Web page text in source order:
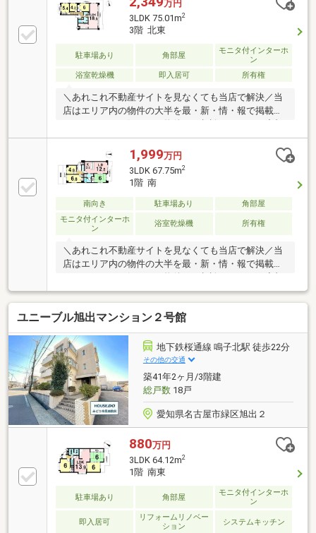
有）。・宅配ボックスがあるので留守の際も安心。
【立地・周辺環境】・名鉄名古屋本線「鳴海」駅まで
で徒歩約6分、旭出保育園まで徒歩約10分と教育施設
が近く、お子様にも安心！・バロー滝ノ水店まで徒歩
約18分、セブンイレブンまで徒歩約5分、Vドラッグま
で徒歩約7分と商業施設充実しています！
万円
3LDK 75.01m2
3階 北東
駐車場あり 角部屋
モニタ付インターホ
ン
浴室乾燥機
即入居可 所有権
＼あれこれ不動産サイトを見なくても当店で解決／当
店はエリア内の物件の大半を最・新・情・報で掲載！
出小学校／滝ノ水中学校◆名古屋市営バス「中旭出」
停まで徒歩約4分◆L字型バルコニーあり◆2面採光で
明るいリビング◆2026年9月新規リフォーム※写真をク
リックすると、詳細をご覧いただけます。＝＝＝＝＝
族の一員であるペットと一緒に住める物件です！＝＝
＝＝＝＝＝＝＝＝＝＝＝＝＝＝＝＝＝＝＝＝＝＝＝
1,999万円
3LDK 67.75m2
1階 南
南向き 駐車場あり
角部屋
モニタ付インターホ
ン
浴室乾燥機 所有権
＼あれこれ不動産サイトを見なくても当店で解決／当
店はエリア内の物件の大半を最・新・情・報で掲載！
ほかのページで気になる物件もご相談ください。◆旭
出小学校／滝ノ水中学校◆名古屋市営バス「中旭出」
停 徒歩約4分◆閑静な住宅街◆宅配BOXあり◆専用
庭付き※写真をクリックすると、詳細をご覧いただけ
ます。＝＝＝＝＝＝＝＝＝＝＝＝＝＝＝＝＝＝＝＝＝
＝＝＝＝ペットと共に暮らせる住まい♪大切なペット
とのお住まいをお探しの方にピッタリの物件です。 ＝
＝＝＝＝＝＝＝＝＝＝＝＝＝＝＝＝＝＝＝＝＝＝＝＝
ユニーブル旭出マンション２号館
地下鉄桜通線 鳴子北駅 徒歩22分
その他の交通
築41年2ヶ月/3階建
総戸数18戸
愛知県名古屋市緑区旭出２
880万円
3LDK 64.12m2
1階 南東
駐車場あり 角部屋
モニタ付インターホ
ン
即入居可
リフォームリノベー
ション
システムキッチン